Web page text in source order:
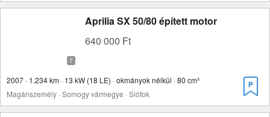
Aprilia SX 50/80 épített motor
640 000 Ft
2007 · 1.234 km · 13 kW (18 LE) · okmányok nélkül · 80 cm³
Magánszemély · Somogy vármegye · Siófok